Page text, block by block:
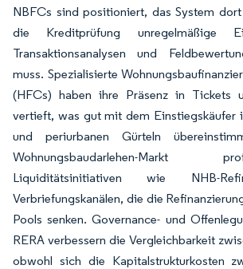
NBFCs sind positioniert, das System
die Kreditprüfung unregelmäßige
Transaktionsanalysen und
muss. Spezialisierte
(HFCs) haben ihre Präsenz in Tickets
vertieft, was gut mit dem Einstiegskäufer
und periurbanen Gürteln
Wohnungsbaudarlehen-
Liquiditätsinitiativen wie NHB-
Verbriefungskanälen, die die
Pools senken. Governance- und
RERA verbessern die Vergleichbarkeit
obwohl sich die Kapitalstrukturkosten